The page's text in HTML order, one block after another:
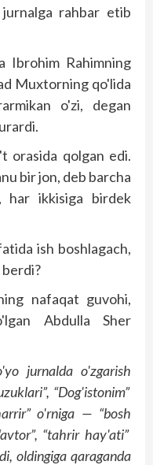
rahbar etib
Ibrohim Rahimning
Muxtorning qo'lida
o'zi, degan
orasida qolgan edi.
bir jon, deb barcha
har ikkisiga birdek
ish boshlagach,
berdi?
nafaqat guvohi,
Abdulla Sher
jurnalda o'zgarish
”, “Dog'istonim”
” o'rniga — “bosh
”, “tahrirhay'ati”
, oldingiga qaraganda